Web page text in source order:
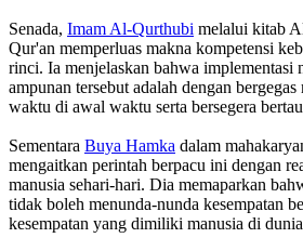
‎Senada, Imam Al-Qurthubi melalui kitab
Qur'an memperluas makna kompetensi
rinci. Ia menjelaskan bahwa implementasi
ampunan tersebut adalah dengan
waktu di awal waktu serta bersegera
‎Sementara Buya Hamka dalam
mengaitkan perintah berpacu ini dengan
manusia sehari-hari. Dia memaparkan
tidak boleh menunda-nunda kesempatan
kesempatan yang dimiliki manusia di